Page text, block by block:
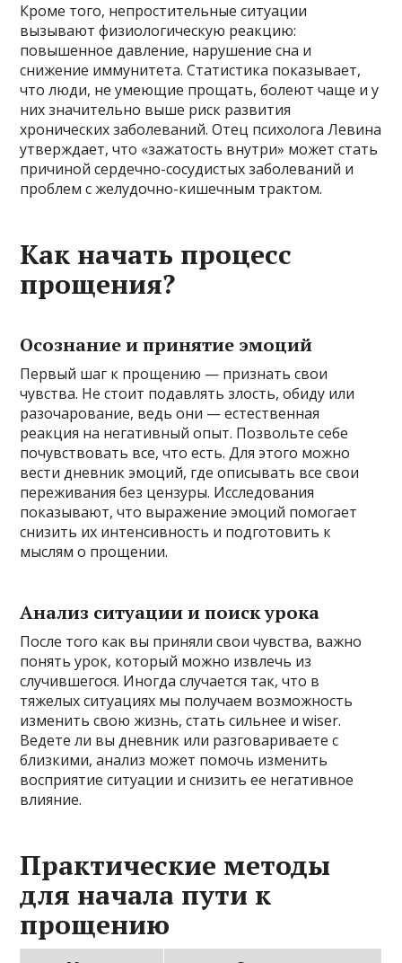
Кроме того, непростительные ситуации
вызывают физиологическую реакцию:
повышенное давление, нарушение сна и
снижение иммунитета. Статистика показывает,
что люди, не умеющие прощать, болеют чаще и у
них значительно выше риск развития
хронических заболеваний. Отец психолога Левина
утверждает, что «зажатость внутри» может стать
причиной сердечно-сосудистых заболеваний и
проблем с желудочно-кишечным трактом.
Как начать процесс
прощения?
Осознание и принятие эмоций
Первый шаг к прощению — признать свои
чувства. Не стоит подавлять злость, обиду или
разочарование, ведь они — естественная
реакция на негативный опыт. Позвольте себе
почувствовать все, что есть. Для этого можно
вести дневник эмоций, где описывать все свои
переживания без цензуры. Исследования
показывают, что выражение эмоций помогает
снизить их интенсивность и подготовить к
мыслям о прощении.
Анализ ситуации и поиск урока
После того как вы приняли свои чувства, важно
понять урок, который можно извлечь из
случившегося. Иногда случается так, что в
тяжелых ситуациях мы получаем возможность
изменить свою жизнь, стать сильнее и wiser.
Ведете ли вы дневник или разговариваете с
близкими, анализ может помочь изменить
восприятие ситуации и снизить ее негативное
влияние.
Практические методы
для начала пути к
прощению